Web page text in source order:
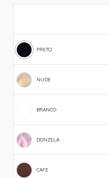
PRETO
NUDE
BRANCO
DONZELA
CAFE